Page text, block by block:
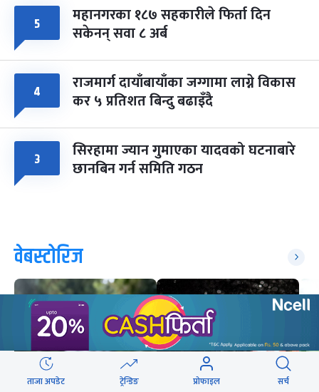
५ महानगरका १८७ सहकारीले फिर्ता दिन
सकेनन् सवा ८ अर्ब
४ राजमार्ग दायाँबायाँका जग्गामा लाग्ने विकास
कर ५ प्रतिशत बिन्दु बढाइँदै
३ सिरहामा ज्यान गुमाएका यादवको घटनाबारे
छानबिन गर्न समिति गठन
वेबस्टोरिज
ताजा अपडेट ट्रेन्डिङ प्रोफाइल सर्च